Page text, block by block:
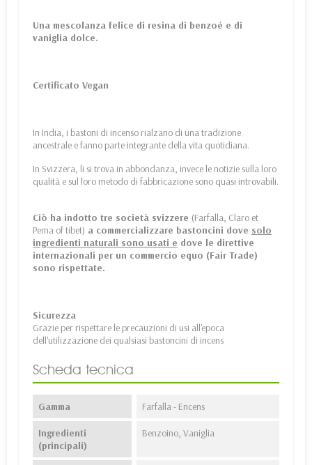
Una mescolanza felice di resina di benzoé e di
vaniglia dolce.
Certificato Vegan
In India, i bastoni di incenso rialzano di una tradizione
ancestrale e fanno parte integrante della vita quotidiana.
In Svizzera, li si trova in abbondanza, invece le notizie sulla loro
qualità e sul loro metodo di fabbricazione sono quasi introvabili.
Ciò ha indotto tre società svizzere (Farfalla, Claro et
Pema of tibet) a commercializzare bastoncini dove solo
ingredienti naturali sono usati e dove le direttive
internazionali per un commercio equo (Fair Trade)
sono rispettate.
Sicurezza
Grazie per rispettare le precauzioni di usi all'epoca
dell'utilizzazione dei qualsiasi bastoncini di incens
Scheda tecnica
Gamma Farfalla - Encens
Ingredienti
(principali)
Benzoino, Vaniglia